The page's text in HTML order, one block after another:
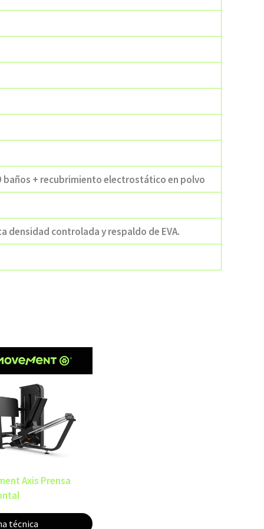
+ recubrimiento electrostático en polvo
densidad controlada y respaldo de EVA.
Axis Prensa
técnica